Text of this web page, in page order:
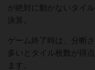
が絶対に動かないタイ
決算。
ゲーム終了時は、分断
多いとタイル枚数が得
ます。